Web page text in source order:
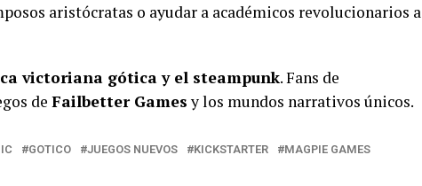
aristócratas o ayudar a académicos revolucionarios a
victoriana gótica y el steampunk. Fans de
de Failbetter Gamesy los mundos narrativos únicos.
GOTICO JUEGOS NUEVOS KICKSTARTER
MAGPIE GAMES